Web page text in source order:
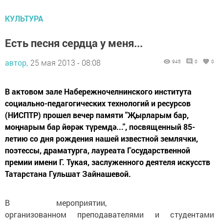
КУЛЬТУРА
Есть песня сердца у меня...
автор, 25 мая 2013 - 08:08 945 0 0
В актовом зале Набережночелнинского института
социально-педагогических технологий и ресурсов
(НИСПТР) прошел вечер памяти "Җырларым бар,
моңнарым бар йөрәк түремдә...", посвященный 85-
летию со дня рождения нашей известной землячки,
поэтессы, драматурга, лауреата Государственной
премии имени Г. Тукая, заслуженного деятеля искусств
Татарстана Гульшат Зайнашевой.
В мероприятии,
организованном преподавателями и студентами